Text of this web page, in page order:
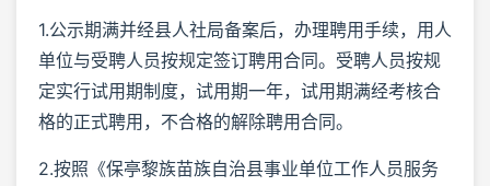
1.公示期满并经县人社局备案后，办理聘用手续，用人
单位与受聘人员按规定签订聘用合同。受聘人员按规
定实行试用期制度，试用期一年，试用期满经考核合
格的正式聘用，不合格的解除聘用合同。
2.按照《保亭黎族苗族自治县事业单位工作人员服务